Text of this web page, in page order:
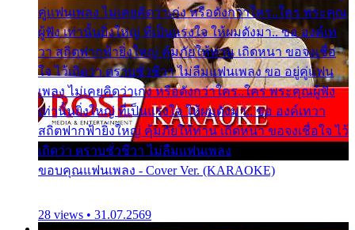
คู่แฟนเพลง ไม่เคยคิดว่าเก่ง หรือดังกว่าใคร..ใคร พระคุณ
ผู้ฟัง เท่านั้นยิ่งใหญ่ ที่เป็นแรงใจ ให้ผมดังมา.. ขอ องค์เท
วา สถิตฟากฟ้ายิ่งใหญ่ คุ้มภัยให้ท่าน เถิดหนา ขอจงเชื่อ
ใจ ไว้เถิดว่า ตราบชั่วชีวา ไม่ลืมแฟนเพลง ขอ อยู่คู่แฟน
เพลง ไม่เคยคิดว่าเก่ง หรือดังกว่าใคร..ใคร พระคุณผู้ฟัง
เท่านั้นยิ่งใหญ่ ที่เป็นแรงใจ ให้ผมดังมา.. ขอ องค์เทวา
สถิตฟากฟ้ายิ่งใหญ่ คุ้มภัยให้ท่าน เถิดหนา ขอจงเชื่อใจ ไว้
เถิดว่า ตราบชั่วชีวา ไม่ลืมแฟนเพลง
ขอบคุณแฟนเพลง - Cover Ver. (KARAOKE)
28 views • 31.07.2569